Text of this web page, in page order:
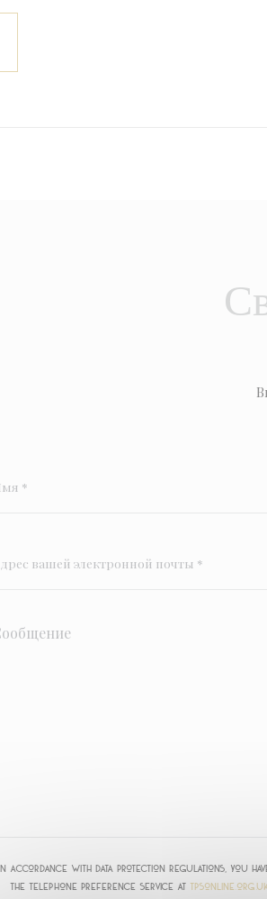
In accordance with data protection regulations, you
the Telephone Preference Service at tpsonline.org.uk